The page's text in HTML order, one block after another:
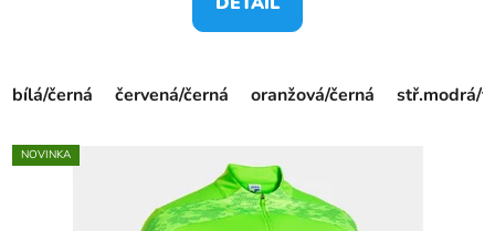
bílá/černá červená/černá oranžová/černá stř.modrá/
NOVINKA